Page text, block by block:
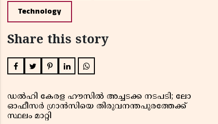
Technology
Share this story
ഡൽഹി കേരള ഹൗസിൽ അച്ചടക്ക നടപടി; ലോ
ഓഫീസർ ഗ്രാൻസിയെ തിരുവനന്തപുരത്തേക്ക്
സ്ഥലം മാറ്റി